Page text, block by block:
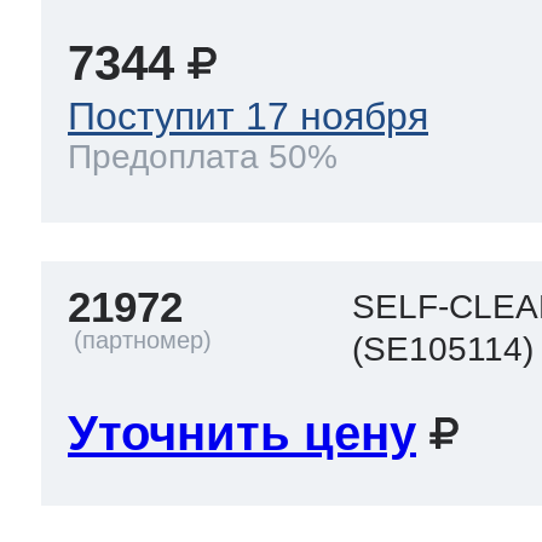
7344
Поступит 17 ноября
Предоплата 50%
21972
SELF-
(SE105114)
Уточнить цену